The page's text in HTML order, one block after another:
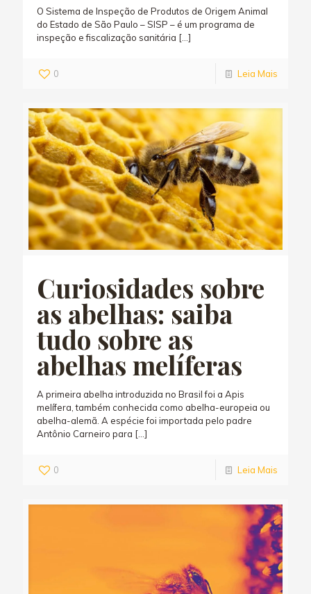
O Sistema de Inspeção de Produtos de Origem Animal
do Estado de São Paulo – SISP – é um programa de
inspeção e fiscalização sanitária […]
0 Leia Mais
Curiosidades sobre
as abelhas: saiba
tudo sobre as
abelhas melíferas
A primeira abelha introduzida no Brasil foi a Apis
melífera, também conhecida como abelha-europeia ou
abelha-alemã. A espécie foi importada pelo padre
Antônio Carneiro para […]
0 Leia Mais